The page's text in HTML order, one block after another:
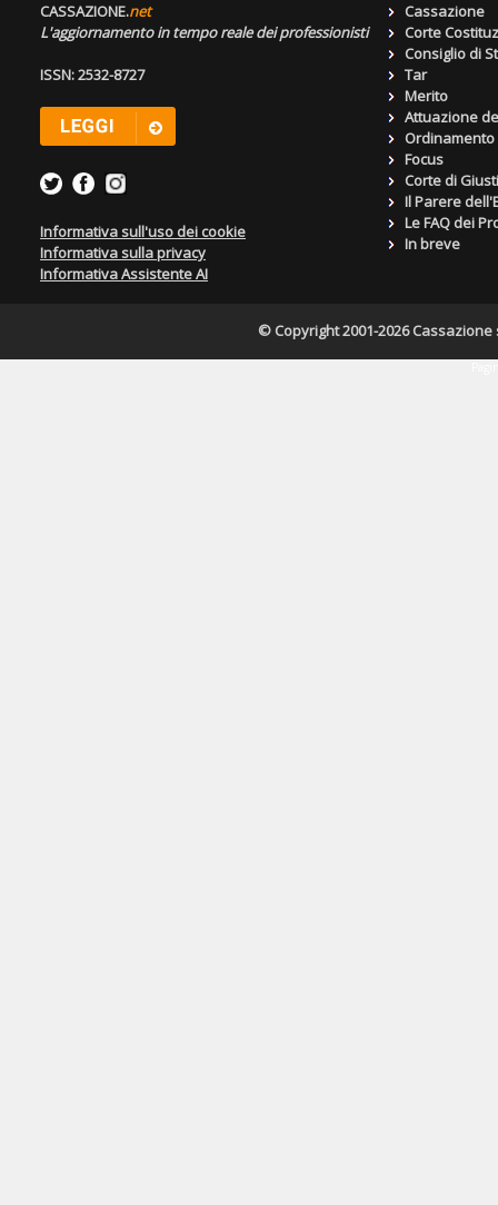
CASSAZIONE.net
L'aggiornamento in tempo reale dei professionisti
ISSN: 2532-8727
Informativa sull'uso dei cookie
Informativa sulla privacy
Informativa Assistente AI
Cassazione
Corte
Consiglio di
Tar
Merito
Attuazione
Focus
Corte di
Il Parere
Le FAQ dei
In breve
© Copyright 2001-2026 Cassazione